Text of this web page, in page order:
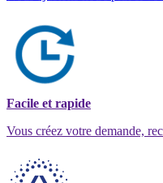
Facile et rapide
Vous créez votre demande,